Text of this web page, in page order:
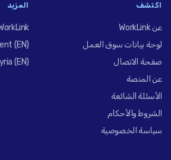
اكتشف
عن WorkLink
لوحة بيانات سوق العمل
صفحة الاتصال
عن المنصة
الأسئلة الشائعة
الشروط والأحكام
سياسة الخصوصية
المزيد
(EN)
(EN)